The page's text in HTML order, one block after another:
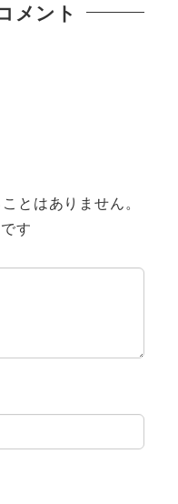
メント
とはありません。
す